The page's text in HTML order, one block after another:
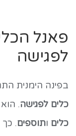
פאנל
לפגישה
בפינה הימנית
כלים לפגישה.
כלים ותוספים. כך